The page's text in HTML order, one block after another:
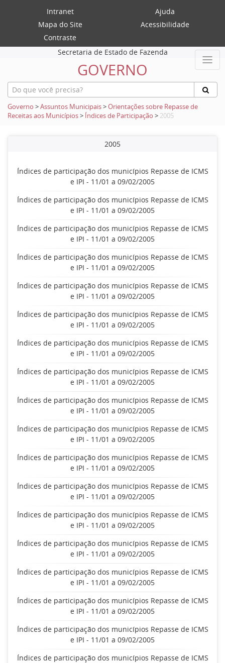
Intranet
Ajuda
Mapa do Site
Acessibilidade
Contraste
Secretaria de Estado de Fazenda
GOVERNO
Governo >Assuntos Municipais>Orientações sobre Repasse de
Receitas aos Municípios> Índices de Participação > 2005
2005
Índices de participação dos municípios Repasse de ICMS
e IPI - 11/01 a 09/02/2005
Índices de participação dos municípios Repasse de ICMS
e IPI - 11/01 a 09/02/2005
Índices de participação dos municípios Repasse de ICMS
e IPI - 11/01 a 09/02/2005
Índices de participação dos municípios Repasse de ICMS
e IPI - 11/01 a 09/02/2005
Índices de participação dos municípios Repasse de ICMS
e IPI - 11/01 a 09/02/2005
Índices de participação dos municípios Repasse de ICMS
e IPI - 11/01 a 09/02/2005
Índices de participação dos municípios Repasse de ICMS
e IPI - 11/01 a 09/02/2005
Índices de participação dos municípios Repasse de ICMS
e IPI - 11/01 a 09/02/2005
Índices de participação dos municípios Repasse de ICMS
e IPI - 11/01 a 09/02/2005
Índices de participação dos municípios Repasse de ICMS
e IPI - 11/01 a 09/02/2005
Índices de participação dos municípios Repasse de ICMS
e IPI - 11/01 a 09/02/2005
Índices de participação dos municípios Repasse de ICMS
e IPI - 11/01 a 09/02/2005
Índices de participação dos municípios Repasse de ICMS
e IPI - 11/01 a 09/02/2005
Índices de participação dos municípios Repasse de ICMS
e IPI - 11/01 a 09/02/2005
Índices de participação dos municípios Repasse de ICMS
e IPI - 11/01 a 09/02/2005
Índices de participação dos municípios Repasse de ICMS
e IPI - 11/01 a 09/02/2005
Índices de participação dos municípios Repasse de ICMS
e IPI - 11/01 a 09/02/2005
Índices de participação dos municípios Repasse de ICMS